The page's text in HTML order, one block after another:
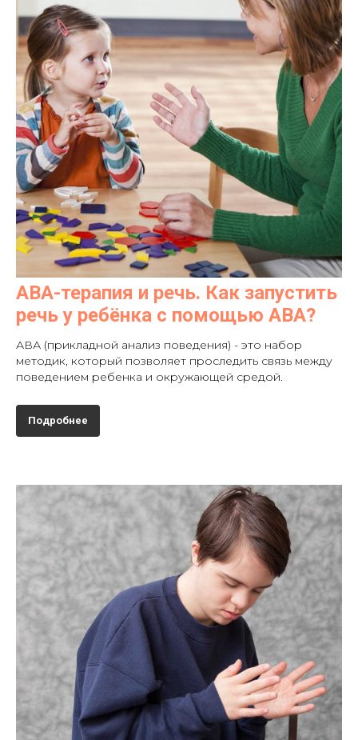
АВА-терапия и речь. Как запустить
речь у ребёнка с помощью АВА?
АВА (прикладной анализ поведения) - это набор
методик, который позволяет проследить связь между
поведением ребенка и окружающей средой.
Подробнее